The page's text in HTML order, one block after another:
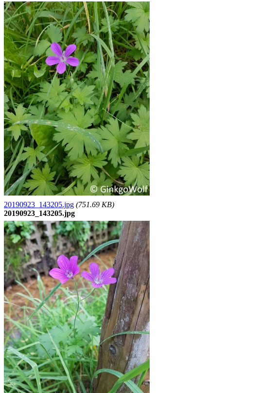
20190923_143205.jpg (751.69 KB)
20190923_143205.jpg